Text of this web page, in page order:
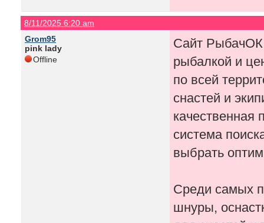
8/11/2025 6:20 am
Grom95
pink lady
Offline
Сайт РыбачОК
рыбалкой и
по всей
снастей и
качественная
система
выбрать
Среди самых
шнуры,